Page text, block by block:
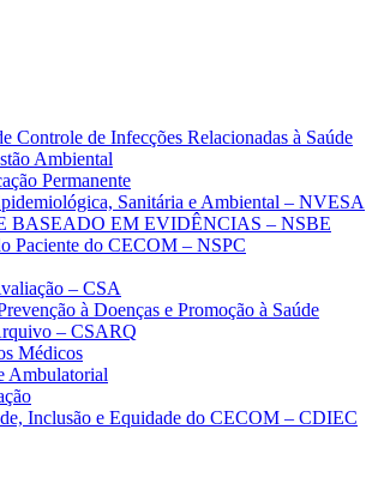
Controle de Infecções Relacionadas à Saúde
Ambiental
Permanente
Sanitária e Ambiental – NVESA
BASEADO EM EVIDÊNCIAS – NSBE
Paciente do CECOM – NSPC
– CSA
à Doenças e Promoção à Saúde
– CSARQ
Médicos
Ambulatorial
Inclusão e Equidade do CECOM – CDIEC